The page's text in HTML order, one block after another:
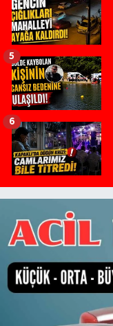
5
6